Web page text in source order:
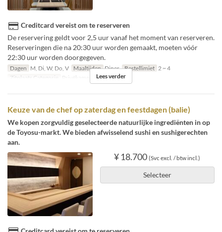
Creditcard vereist om te reserveren
De reservering geldt voor 2,5 uur vanaf het moment van reserveren.
Reserveringen die na 20:30 uur worden gemaakt, moeten vóór
22:30 uur worden doorgegeven.
Dagen M, Di, W, Do, V Maaltijden Diner Bestellimiet 2 ~ 4
Zitplaats Categorie
Privékamer Lees verder
Keuze van de chef op zaterdag en feestdagen (balie)
We kopen zorgvuldig geselecteerde natuurlijke ingrediënten in op
de Toyosu-markt. We bieden afwisselend sushi en sushigerechten
aan.
¥ 18.700 (Svc excl. / btw incl.)
Selecteer